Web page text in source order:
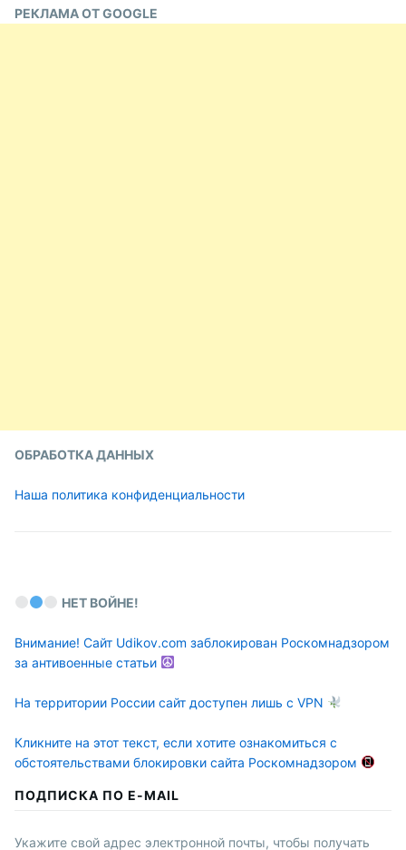
РЕКЛАМА ОТ GOOGLE
ОБРАБОТКА ДАННЫХ
Наша политика конфиденциальности
НЕТ ВОЙНЕ!
Внимание! Сайт Udikov.com заблокирован Роскомнадзором
за антивоенные статьи
На территории России сайт доступен лишь с VPN
Кликните на этот текст, если хотите ознакомиться с
обстоятельствами блокировки сайта Роскомнадзором
ПОДПИСКА ПО E-MAIL
Укажите свой адрес электронной почты, чтобы получать